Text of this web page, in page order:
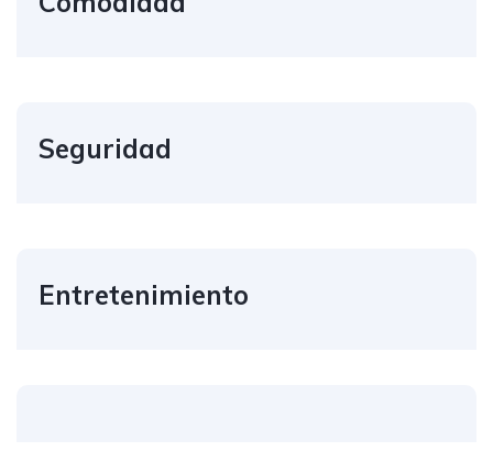
Seguridad
Entretenimiento